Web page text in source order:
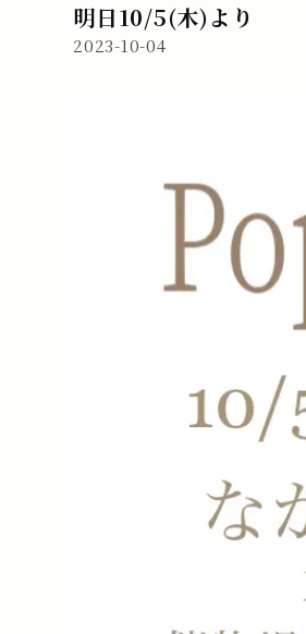
明日10/5(木)より
2023-10-04